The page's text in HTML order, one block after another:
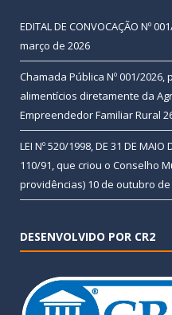
EDITAL DE CONVOCAÇÃO Nº
março de 2026
Chamada Pública Nº 001/
alimentícios diretamente da
Empreendedor Familiar Rural
LEI Nº 520/1998, DE 31 DE
110/91, que criou o Conselho
providências) 10 de outubro de
DESENVOLVIDO POR CR2